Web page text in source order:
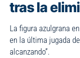
tras la
La figura azulgrana
en la última jugada
alcanzando”.